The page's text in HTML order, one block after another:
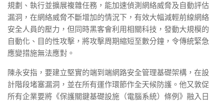
規劃、執行並擴展複雜任務，能加速偵測網絡威脅及自動評估
漏洞，在網絡威脅不斷增加的情況下，有效大幅減輕前線網絡
安全人員的壓力，但同時黑客會利用相關科技，發動大規模的
自動化、目的性攻擊，將攻擊周期縮短至數分鐘，令傳統緊急
應變措施無法應對。
陳永安指，要建立堅實的端到端網路安全管理基礎架構，在設
計階段堵塞漏洞，並在所有運作環節作全天候防護。他又敦促
所有企業要將《保護關鍵基礎設施（電腦系統）條例》融入日